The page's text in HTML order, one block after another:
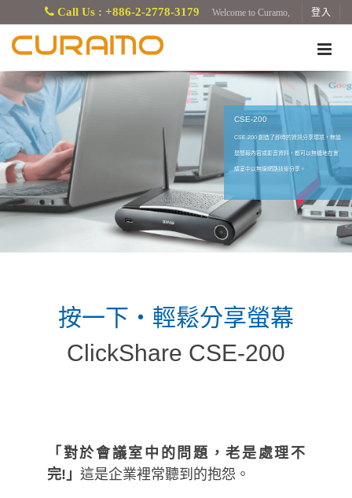
Call Us : +886-2-2778-3179 Welcome to Curamo, 登入
CSE-200
CSE-200 創造了即時的資訊分享環境，無論
是簡報內容或影音資料，都可以無縫地在會
議室中以無線網路技術分享。
按一下・輕鬆分享螢幕
ClickShare CSE-200
「對於會議室中的問題，老是處理不
完!」 這是企業裡常聽到的抱怨。